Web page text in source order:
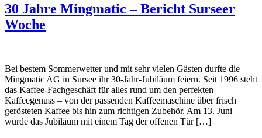
30 Jahre Mingmatic – Bericht Surseer
Woche
Bei bestem Sommerwetter und mit sehr vielen Gästen durfte die
Mingmatic AG in Sursee ihr 30-Jahr-Jubiläum feiern. Seit 1996 steht
das Kaffee-Fachgeschäft für alles rund um den perfekten
Kaffeegenuss – von der passenden Kaffeemaschine über frisch
gerösteten Kaffee bis hin zum richtigen Zubehör. Am 13. Juni
wurde das Jubiläum mit einem Tag der offenen Tür […]